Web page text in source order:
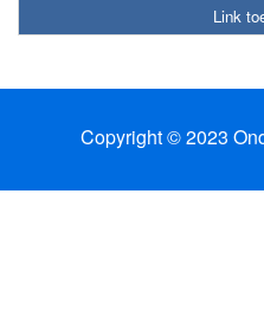
Link
Copyright © 2023